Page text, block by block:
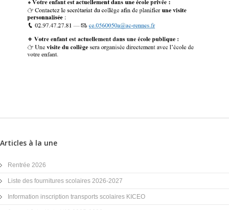
Articles à la une
Rentrée 2026
Liste des fournitures scolaires 2026-2027
Information inscription transports scolaires KICEO